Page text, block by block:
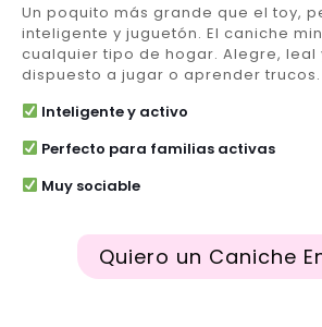
Un poquito más grande que el toy,
inteligente y juguetón. El caniche
cualquier tipo de hogar. Alegre, leal
dispuesto a jugar o aprender trucos.
Inteligente y activo
Perfecto para familias activas
Muy sociable
Quiero un Caniche